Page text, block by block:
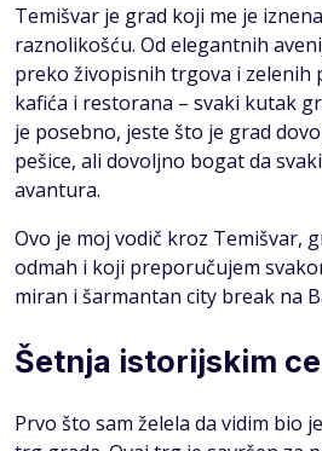
Temišvar je grad koji me je
raznolikošću. Od elegantnih
preko živopisnih trgova i zelenih
kafića i restorana – svaki kutak
je posebno, jeste što je grad
pešice, ali dovoljno bogat da
avantura.
Ovo je moj vodič kroz Temišvar,
odmah i koji preporučujem
miran i šarmantan city break na
Šetnja istorijskim
Prvo što sam želela da vidim bio je